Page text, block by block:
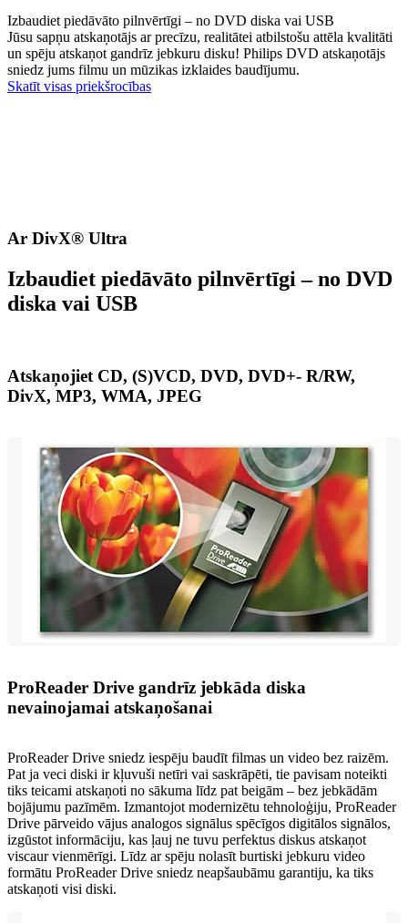
Izbaudiet piedāvāto pilnvērtīgi – no DVD diska vai USB
Jūsu sapņu atskaņotājs ar precīzu, realitātei atbilstošu attēla kvalitāti
un spēju atskaņot gandrīz jebkuru disku! Philips DVD atskaņotājs
sniedz jums filmu un mūzikas izklaides baudījumu.
Skatīt visas priekšrocības
Ar DivX® Ultra
Izbaudiet piedāvāto pilnvērtīgi – no DVD
diska vai USB
Atskaņojiet CD, (S)VCD, DVD, DVD+- R/RW,
DivX, MP3, WMA, JPEG
ProReader Drive gandrīz jebkāda diska
nevainojamai atskaņošanai
ProReader Drive sniedz iespēju baudīt filmas un video bez raizēm.
Pat ja veci diski ir kļuvuši netīri vai saskrāpēti, tie pavisam noteikti
tiks teicami atskaņoti no sākuma līdz pat beigām – bez jebkādām
bojājumu pazīmēm. Izmantojot modernizētu tehnoloģiju, ProReader
Drive pārveido vājus analogos signālus spēcīgos digitālos signālos,
izgūstot informāciju, kas ļauj ne tuvu perfektus diskus atskaņot
viscaur vienmērīgi. Līdz ar spēju nolasīt burtiski jebkuru video
formātu ProReader Drive sniedz neapšaubāmu garantiju, ka tiks
atskaņoti visi diski.